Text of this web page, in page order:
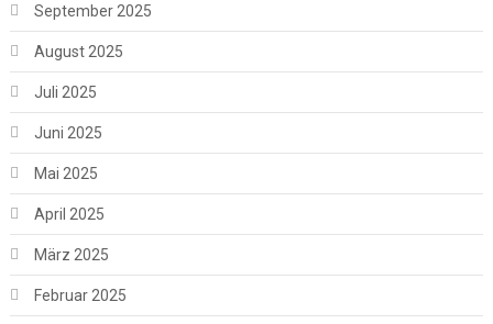
September 2025
August 2025
Juli 2025
Juni 2025
Mai 2025
April 2025
März 2025
Februar 2025